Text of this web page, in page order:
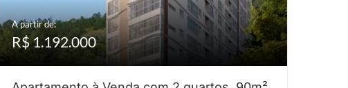
A partir de:
R$ 1.192.000